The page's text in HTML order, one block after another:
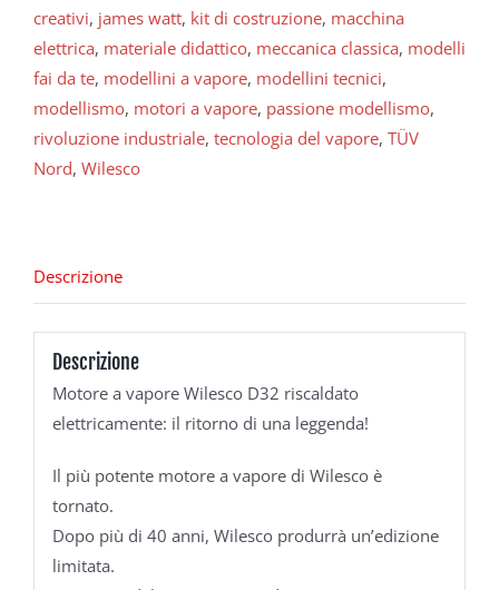
creativi, james watt, kit di costruzione, macchina
elettrica, materiale didattico, meccanica classica, modelli
fai da te, modellini a vapore, modellini tecnici,
modellismo, motori a vapore, passione modellismo,
rivoluzione industriale, tecnologia del vapore, TÜV
Nord, Wilesco
Descrizione
Descrizione
Motore a vapore Wilesco D32 riscaldato
elettricamente: il ritorno di una leggenda!
Il più potente motore a vapore di Wilesco è
tornato.
Dopo più di 40 anni, Wilesco produrrà un’edizione
limitata.